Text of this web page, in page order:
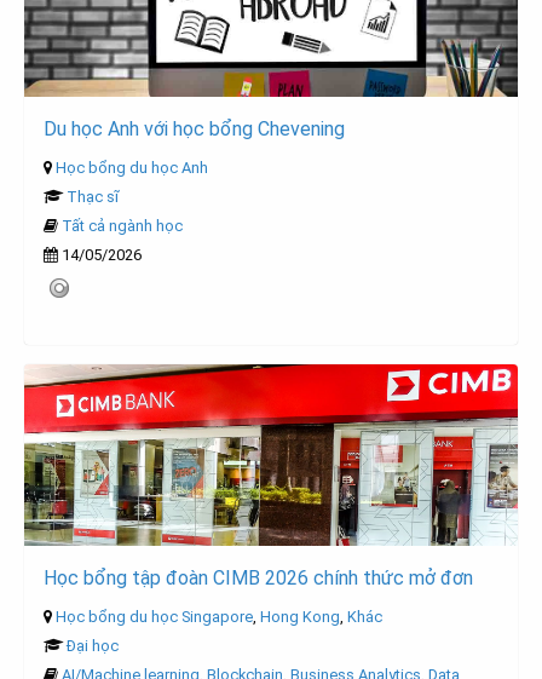
Du học Anh với học bổng Chevening
Học bổng du học Anh
Thạc sĩ
Tất cả ngành học
14/05/2026
Học bổng tập đoàn CIMB 2026 chính thức mở đơn
Học bổng du học Singapore Hong Kong Khác
Đại học
AI/Machine learning Blockchain Business Analytics Data